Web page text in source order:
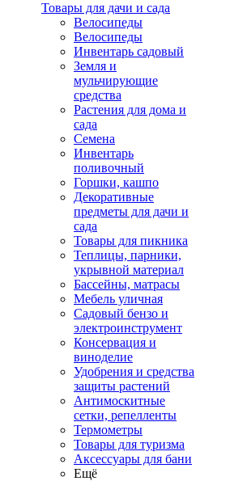
Товары для дачи и сада
Велосипеды
Велосипеды
Инвентарь садовый
Земля и
мульчирующие
средства
Растения для дома и
сада
Семена
Инвентарь
поливочный
Горшки, кашпо
Декоративные
предметы для дачи и
сада
Товары для пикника
Теплицы, парники,
укрывной материал
Бассейны, матрасы
Мебель уличная
Садовый бензо и
электроинструмент
Консервация и
виноделие
Удобрения и средства
защиты растений
Антимоскитные
сетки, репелленты
Термометры
Товары для туризма
Аксессуары для бани
Ещё